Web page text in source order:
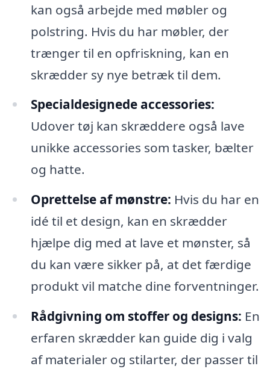
kan også arbejde med møbler og
polstring. Hvis du har møbler, der
trænger til en opfriskning, kan en
skrædder sy nye betræk til dem.
Specialdesignede accessories:
Udover tøj kan skræddere også lave
unikke accessories som tasker, bælter
og hatte.
Oprettelse af mønstre: Hvis du har en
idé til et design, kan en skrædder
hjælpe dig med at lave et mønster, så
du kan være sikker på, at det færdige
produkt vil matche dine forventninger.
Rådgivning om stoffer og designs: En
erfaren skrædder kan guide dig i valg
af materialer og stilarter, der passer til